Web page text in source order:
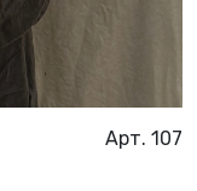
Арт. 107